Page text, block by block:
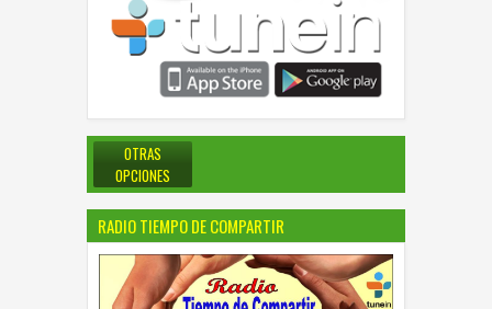
OTRAS
OPCIONES
RADIO TIEMPO DE COMPARTIR